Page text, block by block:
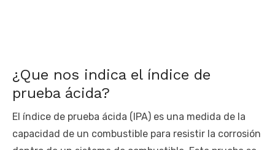
¿Que nos indica el índice de
prueba ácida?
El índice de prueba ácida (IPA) es una medida de la
capacidad de un combustible para resistir la corrosión